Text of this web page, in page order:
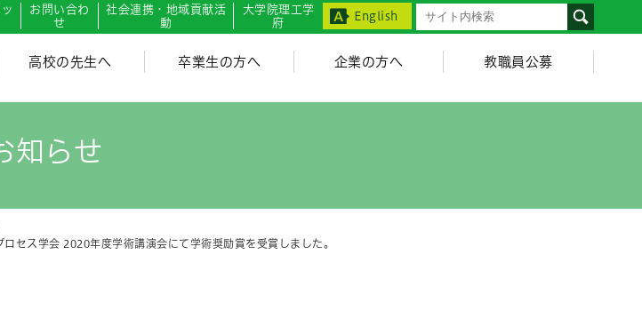
お問い合わ
せ
社会連携・地域貢献活
動
大学院理工学
府
English
高校の先生へ 卒業生の方へ 企業の方へ 教職員公募
知らせ
セス学会 2020年度学術講演会にて学術奨励賞を受賞しました。